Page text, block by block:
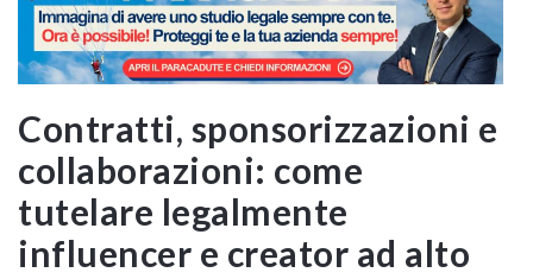
Contratti, sponsorizzazioni e
collaborazioni: come
tutelare legalmente
influencer e creator ad alto